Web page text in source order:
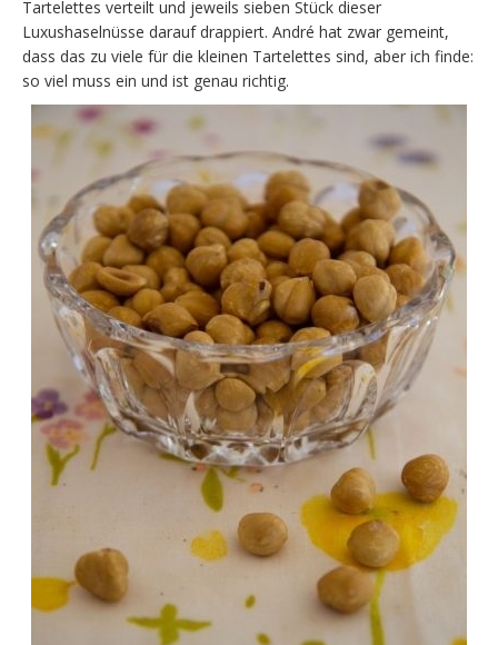
Tartelettes verteilt und jeweils sieben Stück dieser
Luxushaselnüsse darauf drappiert. André hat zwar gemeint,
dass das zu viele für die kleinen Tartelettes sind, aber ich finde:
so viel muss ein und ist genau richtig.